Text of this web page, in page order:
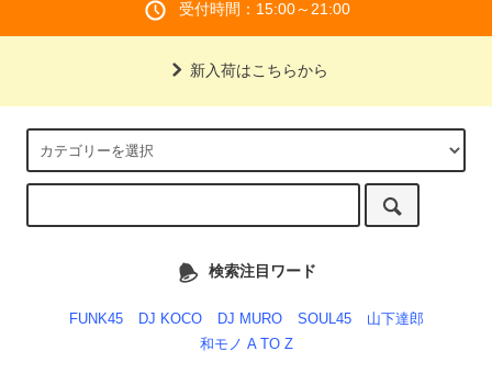
受付時間：15:00～21:00
新入荷はこちらから
検索注目ワード
FUNK45 DJ KOCO DJ MURO SOUL45
山下達郎
和モノ A TO Z